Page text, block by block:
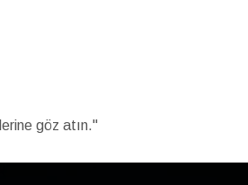
göz atın."